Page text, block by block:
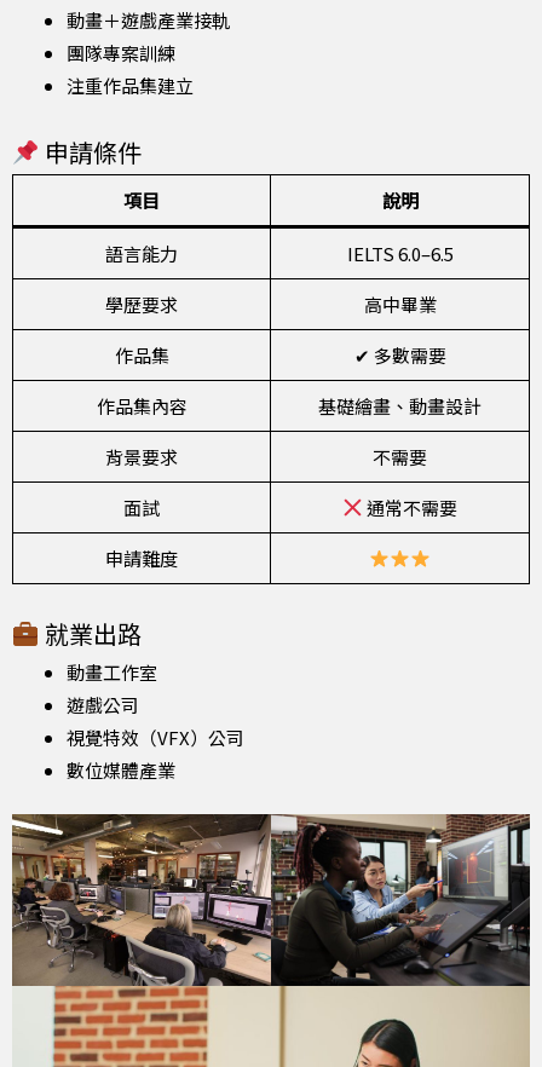
動畫＋遊戲產業接軌
團隊專案訓練
注重作品集建立
申請條件
項目 說明
語言能力
IELTS 6.0–6.5
學歷要求
高中畢業
作品集
✔ 多數需要
作品集內容
基礎繪畫、動畫設計
背景要求
不需要
面試
通常不需要
申請難度
就業出路
動畫工作室
遊戲公司
視覺特效（VFX）公司
數位媒體產業